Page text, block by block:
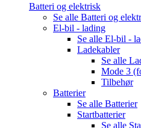
Batteri og elektrisk
Se alle Batteri og
El-bil - lading
Se alle El-bil -
Ladekabler
Se alle
Mode 3
Tilbehør
Batterier
Se alle Batterier
Startbatterier
Se alle